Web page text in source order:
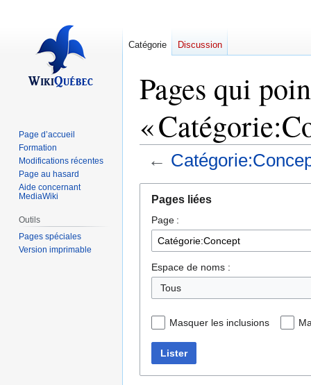
Pages qui
«
←
navigation
recherche
Pages liées
Page :
Espace de noms :
Tous
Masquer les inclusions
Lister
Catégorie Discussion
Page d’accueil
Formation
Modifications récentes
Page au hasard
Aide concernant
MediaWiki
Outils
Pages spéciales
Version imprimable